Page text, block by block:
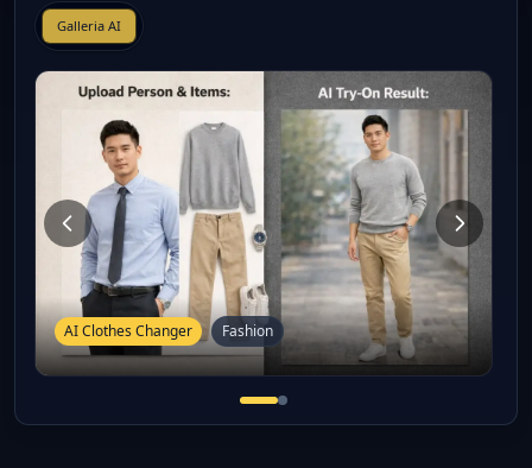
Galleria AI
AI Clothes Changer Fashion